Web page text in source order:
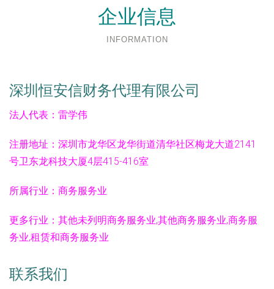
企业信息
INFORMATION
深圳恒安信财务代理有限公司
法人代表： 雷学伟
注册地址： 深圳市龙华区龙华街道清华社区梅龙大道2141
号卫东龙科技大厦4层415-416室
所属行业： 商务服务业
更多行业： 其他未列明商务服务业,其他商务服务业,商务服
务业,租赁和商务服务业
联系我们